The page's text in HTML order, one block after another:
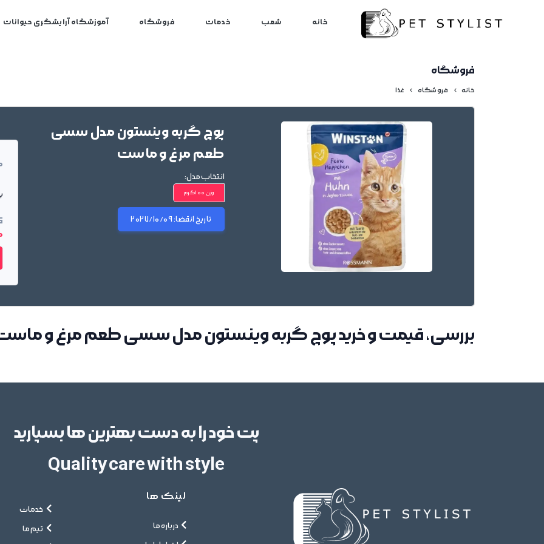
خانه شعب خدمات فروشگاه آموزشگاه آرایشگری حیوانات
فروشگاه
خانه فروشگاه غذا
پوچ گربه وینستون مدل سسی
طعم مرغ و ماست
انتخاب مدل:
وزن 100گرم
تاریخ انقضا:2027/10/09
بررسی، قیمت و خرید پوچ گربه وینستون مدل سسی طعم مرغ و
پت خود را به دست بهترین ها بسپارید
Quality care with style
لینک ها
درباره ما
خدمات
تیم ما